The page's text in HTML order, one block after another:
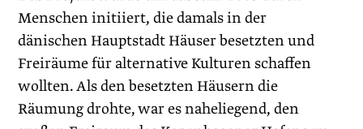
Menschen initiiert, die damals in der
dänischen Hauptstadt Häuser besetzten und
Freiräume für alternative Kulturen schaffen
wollten. Als den besetzten Häusern die
Räumung drohte, war es naheliegend, den